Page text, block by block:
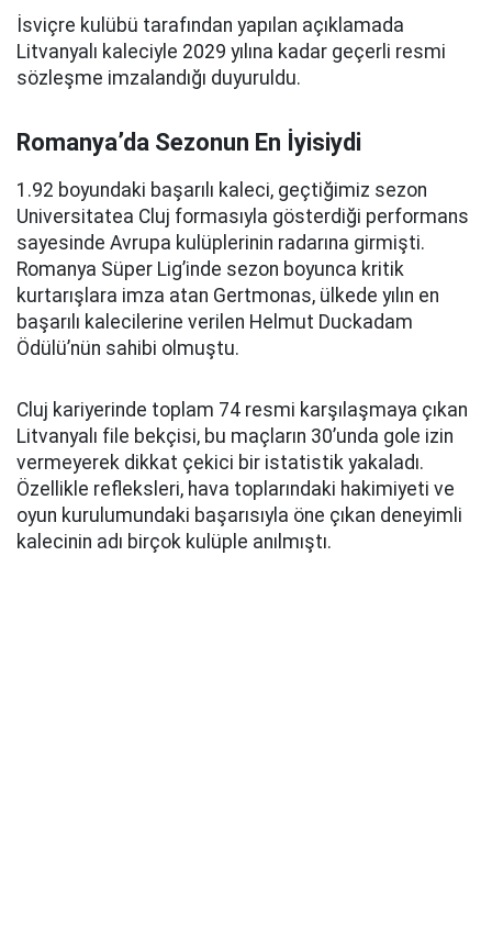
İsviçre kulübü tarafından yapılan açıklamada
Litvanyalı kaleciyle 2029 yılına kadar geçerli resmi
sözleşme imzalandığı duyuruldu.
Romanya’da Sezonun En İyisiydi
1.92 boyundaki başarılı kaleci, geçtiğimiz sezon
Universitatea Cluj formasıyla gösterdiği performans
sayesinde Avrupa kulüplerinin radarına girmişti.
Romanya Süper Lig’inde sezon boyunca kritik
kurtarışlara imza atan Gertmonas, ülkede yılın en
başarılı kalecilerine verilen Helmut Duckadam
Ödülü’nün sahibi olmuştu.
Cluj kariyerinde toplam 74 resmi karşılaşmaya çıkan
Litvanyalı file bekçisi, bu maçların 30’unda gole izin
vermeyerek dikkat çekici bir istatistik yakaladı.
Özellikle refleksleri, hava toplarındaki hakimiyeti ve
oyun kurulumundaki başarısıyla öne çıkan deneyimli
kalecinin adı birçok kulüple anılmıştı.